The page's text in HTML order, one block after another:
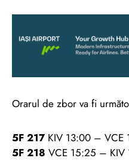
Orarul de zbor va fi
5F 217 KIV 13:00 – VCE
5F 218 VCE 15:25 –